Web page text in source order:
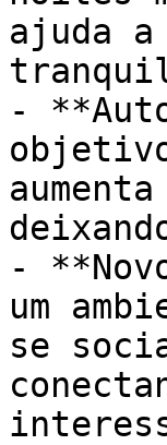
ajuda
-
-
um
se